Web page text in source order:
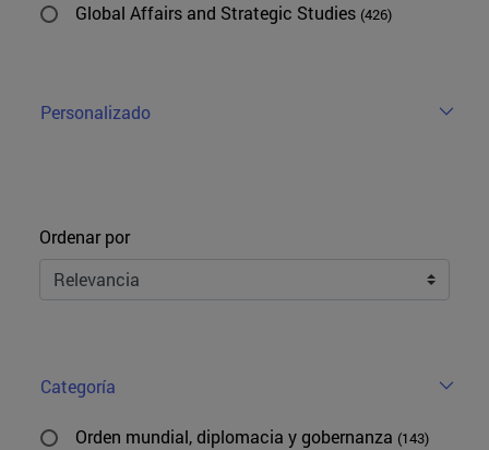
Global Affairs and Strategic Studies (426)
Personalizado
Ordenar
Ordenar por
Categoría
Orden mundial, diplomacia y gobernanza (143)